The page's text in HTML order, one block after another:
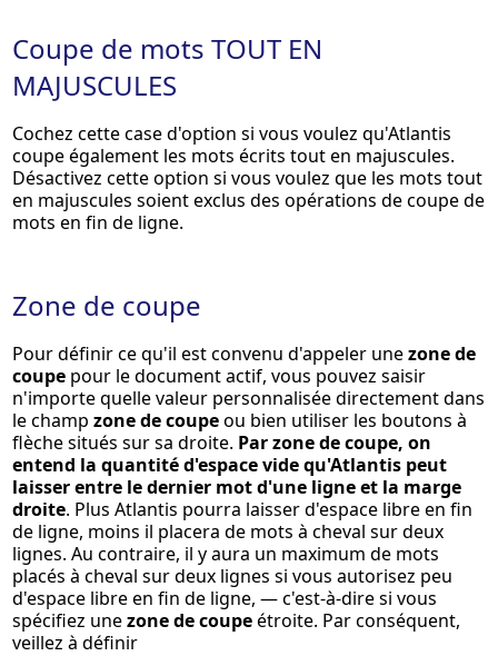
Coupe de mots TOUT EN
MAJUSCULES
Cochez cette case d'option si vous voulez qu'Atlantis
coupe également les mots écrits tout en majuscules.
Désactivez cette option si vous voulez que les mots tout
en majuscules soient exclus des opérations de coupe de
mots en fin de ligne.
Zone de coupe
Pour définir ce qu'il est convenu d'appeler unezone de
coupe pour le document actif, vous pouvez saisir
n'importe quelle valeur personnalisée directement dans
le champzone de coupeou bien utiliser les boutons à
flèche situés sur sa droite. Par zone de coupe, on
entend la quantité d'espace vide qu'Atlantis peut
laisser entre le dernier mot d'une ligne et la marge
droite. Plus Atlantis pourra laisser d'espace libre en fin
de ligne, moins il placera de mots à cheval sur deux
lignes. Au contraire, il y aura un maximum de mots
placés à cheval sur deux lignes si vous autorisez peu
d'espace libre en fin de ligne, — c'est-à-dire si vous
spécifiez unezone de coupeétroite. Par conséquent,
veillez à définir